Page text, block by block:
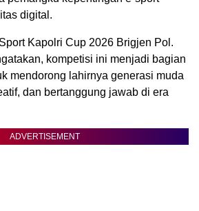
digital.
Kapolri Cup 2026 Brigjen Pol.
kompetisi ini menjadi bagian
mendorong lahirnya generasi muda
dan bertanggung jawab di era
ADVERTISEMENT